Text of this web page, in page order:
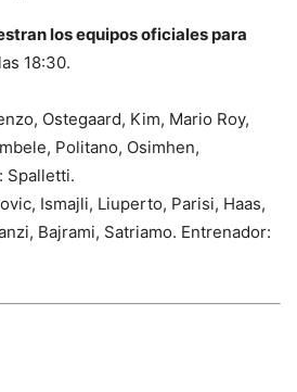
los equipos oficiales para
18:30.
Ostegaard, Kim, Mario Roy,
Politano, Osimhen,
Spalletti.
Ismajli, Liuperto, Parisi, Haas,
Bajrami, Satriamo. Entrenador: